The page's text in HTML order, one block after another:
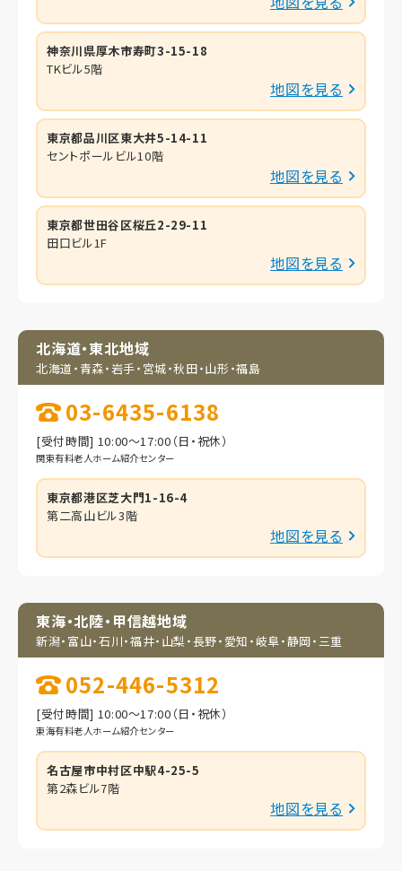
神奈川県厚木市寿町3-15-18
TKビル5階
地図を見る
東京都品川区東大井5-14-11
セントポールビル10階
地図を見る
東京都世田谷区桜丘2-29-11
田口ビル1F
地図を見る
北海道・東北地域
北海道・青森・岩手・ 宮城・秋田・山形・福島
03-6435-6138
[受付時間] 10:00～17:00（日・祝休）
関東有料老人ホーム紹介センター
東京都港区芝大門1-16-4
第二高山ビル3階
地図を見る
東海・北陸・甲信越地域
新潟・富山・石川・福井・ 山梨・長野・愛知・岐阜・静岡・三重
052-446-5312
[受付時間] 10:00～17:00（日・祝休）
東海有料老人ホーム紹介センター
名古屋市中村区中駅4-25-5
第2森ビル7階
地図を見る